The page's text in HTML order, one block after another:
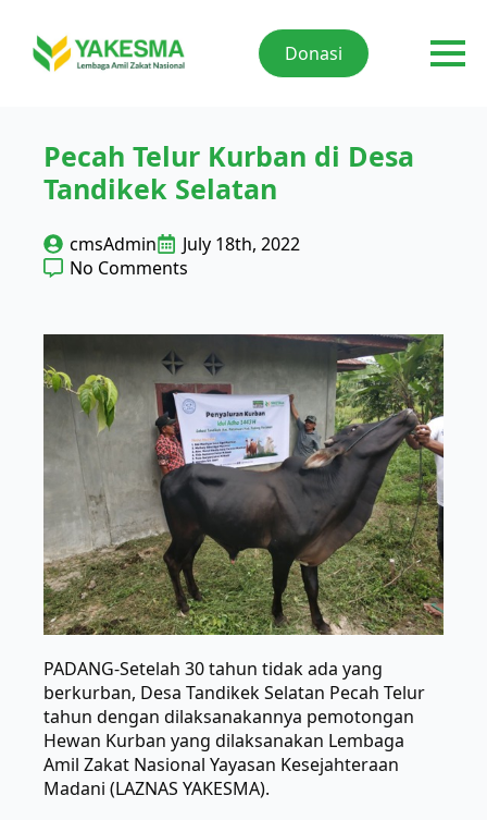
Donasi
Pecah Telur Kurban di Desa
Tandikek Selatan
cmsAdmin
July 18th, 2022
No Comments
PADANG-Setelah 30 tahun tidak ada yang
berkurban, Desa Tandikek Selatan Pecah Telur
tahun dengan dilaksanakannya pemotongan
Hewan Kurban yang dilaksanakan Lembaga
Amil Zakat Nasional Yayasan Kesejahteraan
Madani (LAZNAS YAKESMA).